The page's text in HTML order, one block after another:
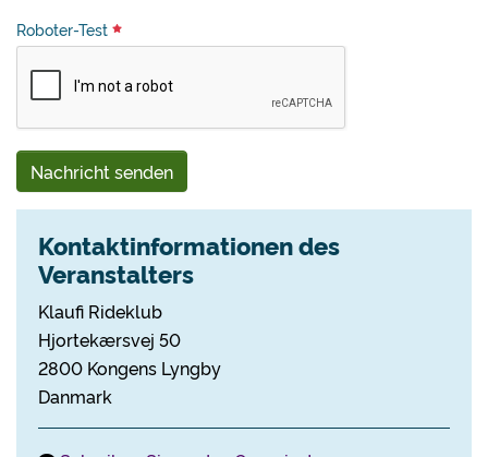
Roboter-Test
Nachricht senden
Kontaktinformationen des
Veranstalters
Klaufi Rideklub
Hjortekærsvej 50
2800 Kongens Lyngby
Danmark